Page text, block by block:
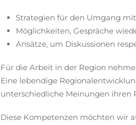
Strategien für den Umgang
Möglichkeiten, Gespräche
Ansätze, um Diskussionen
Für die Arbeit in der Region
Eine lebendige
unterschiedliche Meinungen ihren
Diese Kompetenzen möchten wir